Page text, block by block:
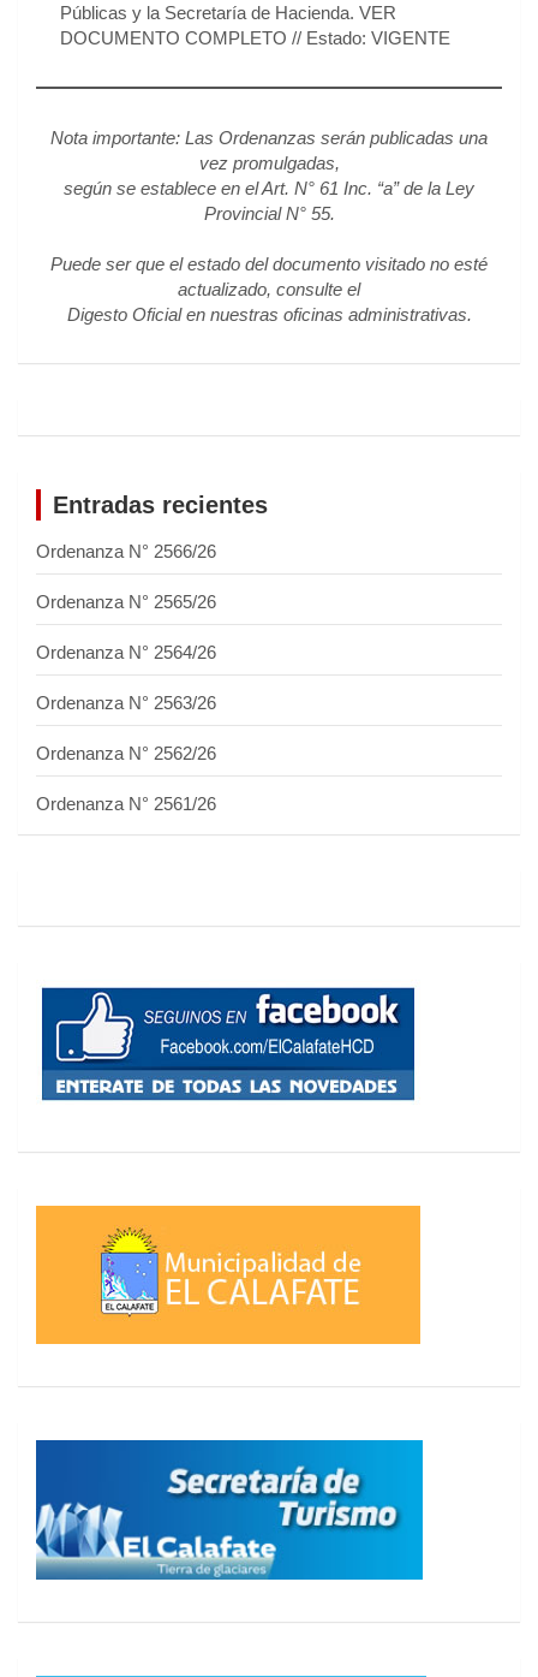
Públicas y la Secretaría de Hacienda. VER
DOCUMENTO COMPLETO // Estado: VIGENTE
Nota importante: Las Ordenanzas serán publicadas una
vez promulgadas,
según se establece en el Art. N° 61 Inc. “a” de la Ley
Provincial N° 55.
Puede ser que el estado del documento visitado no esté
actualizado, consulte el
Digesto Oficial en nuestras oficinas administrativas.
Entradas recientes
Ordenanza N° 2566/26
Ordenanza N° 2565/26
Ordenanza N° 2564/26
Ordenanza N° 2563/26
Ordenanza N° 2562/26
Ordenanza N° 2561/26